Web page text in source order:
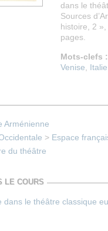
dans le
Sources
histoire, 2
pages.
Mots-clefs :
Venise
Italie
Arménienne
> Espace
du théâtre
LE COURS
dans le théâtre classique